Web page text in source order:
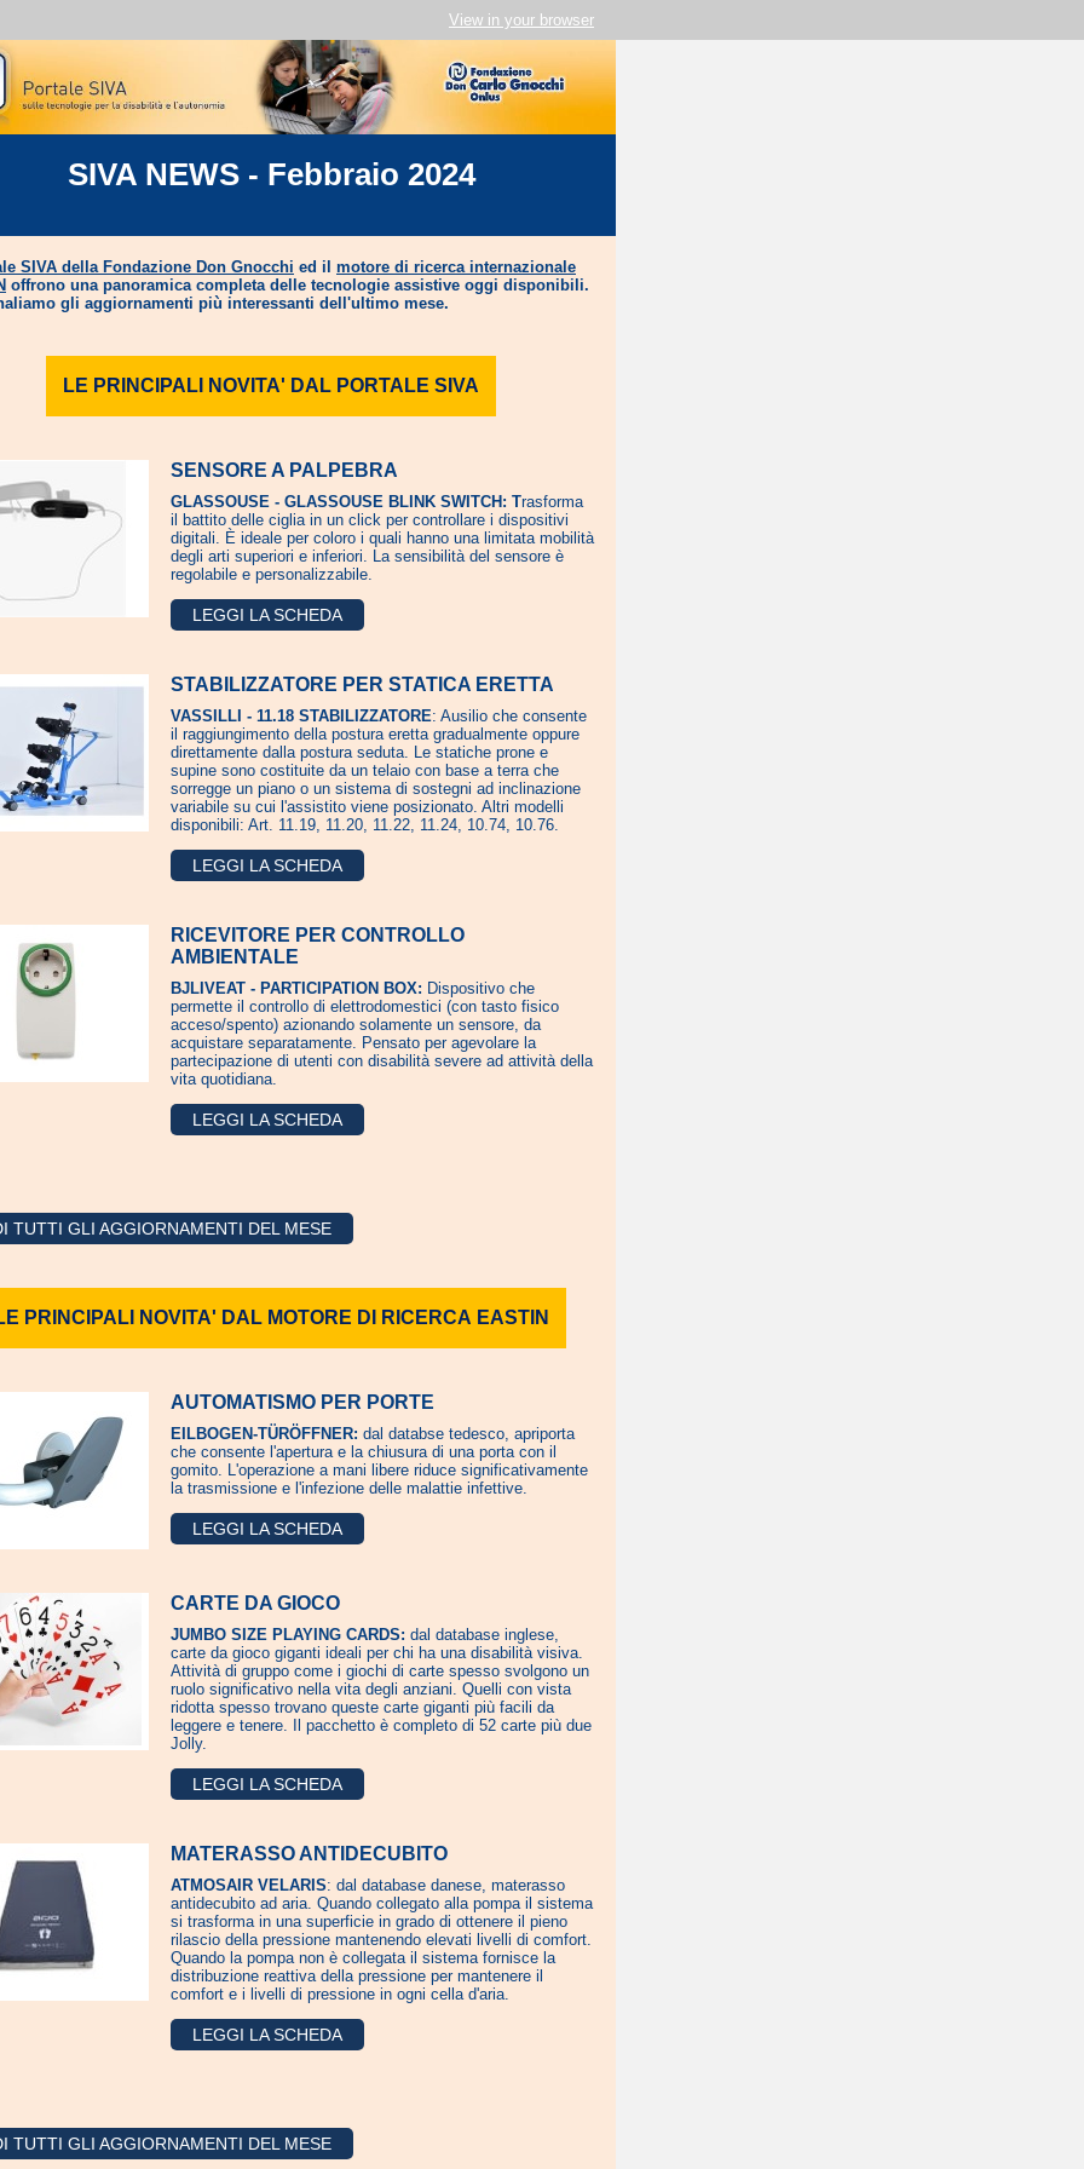
View in your browser
SIVA NEWS - Febbraio 2024
SIVA della Fondazione Don Gnocchi ed il motore di ricerca internazionale
offrono una panoramica completa delle tecnologie assistive oggi disponibili.
gli aggiornamenti più interessanti dell'ultimo mese.
LE PRINCIPALI NOVITA' DAL PORTALE SIVA
SENSORE A PALPEBRA
GLASSOUSE - GLASSOUSE BLINK SWITCH: Trasforma
il battito delle ciglia in un click per controllare i dispositivi
digitali. È ideale per coloro i quali hanno una limitata mobilità
degli arti superiori e inferiori. La sensibilità del sensore è
regolabile e personalizzabile.
LEGGI LA SCHEDA
STABILIZZATORE PER STATICA ERETTA
VASSILLI - 11.18 STABILIZZATORE: Ausilio che consente
il raggiungimento della postura eretta gradualmente oppure
direttamente dalla postura seduta. Le statiche prone e
supine sono costituite da un telaio con base a terra che
sorregge un piano o un sistema di sostegni ad inclinazione
variabile su cui l'assistito viene posizionato. Altri modelli
disponibili: Art. 11.19, 11.20, 11.22, 11.24, 10.74, 10.76.
LEGGI LA SCHEDA
RICEVITORE PER CONTROLLO
AMBIENTALE
BJLIVEAT - PARTICIPATION BOX: Dispositivo che
permette il controllo di elettrodomestici (con tasto fisico
acceso/spento) azionando solamente un sensore, da
acquistare separatamente. Pensato per agevolare la
partecipazione di utenti con disabilità severe ad attività della
vita quotidiana.
LEGGI LA SCHEDA
TUTTI GLI AGGIORNAMENTI DEL MESE
PRINCIPALI NOVITA' DAL MOTORE DI RICERCA EASTIN
AUTOMATISMO PER PORTE
EILBOGEN-TÜRÖFFNER: dal databse tedesco, apriporta
che consente l'apertura e la chiusura di una porta con il
gomito. L'operazione a mani libere riduce significativamente
la trasmissione e l'infezione delle malattie infettive.
LEGGI LA SCHEDA
CARTE DA GIOCO
JUMBO SIZE PLAYING CARDS: dal database inglese,
carte da gioco giganti ideali per chi ha una disabilità visiva.
Attività di gruppo come i giochi di carte spesso svolgono un
ruolo significativo nella vita degli anziani. Quelli con vista
ridotta spesso trovano queste carte giganti più facili da
leggere e tenere. Il pacchetto è completo di 52 carte più due
Jolly.
LEGGI LA SCHEDA
MATERASSO ANTIDECUBITO
ATMOSAIR VELARIS: dal database danese, materasso
antidecubito ad aria. Quando collegato alla pompa il sistema
si trasforma in una superficie in grado di ottenere il pieno
rilascio della pressione mantenendo elevati livelli di comfort.
Quando la pompa non è collegata il sistema fornisce la
distribuzione reattiva della pressione per mantenere il
comfort e i livelli di pressione in ogni cella d'aria.
LEGGI LA SCHEDA
TUTTI GLI AGGIORNAMENTI DEL MESE